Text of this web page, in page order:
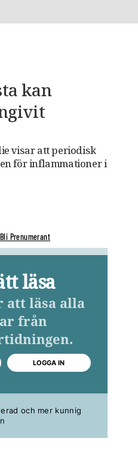
kan
visar att periodisk
för inflammationer i
Bli Prenumerant
läsa
att läsa alla
från
LOGGA IN
och mer kunnig